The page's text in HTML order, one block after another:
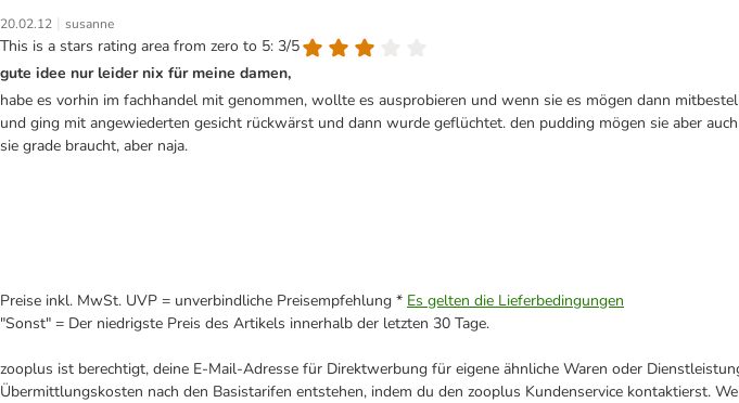
20.02.12 | susanne
This is a stars rating area from zero to 5: 3/5
gute idee nur leider nix für meine damen,
habe es vorhin im fachhandel mit genommen, wollte es ausprobieren und wenn sie es mögen dann
und ging mit angewiederten gesicht rückwärst und dann wurde geflüchtet. den pudding mögen sie aber
sie grade braucht, aber naja.
Preise inkl. MwSt. UVP = unverbindliche Preisempfehlung * Es gelten die Lieferbedingungen
"Sonst" = Der niedrigste Preis des Artikels innerhalb der letzten 30 Tage.
zooplus ist berechtigt, deine E-Mail-Adresse für Direktwerbung für eigene ähnliche Waren oder
Übermittlungskosten nach den Basistarifen entstehen, indem du den zooplus Kundenservice kontaktierst.